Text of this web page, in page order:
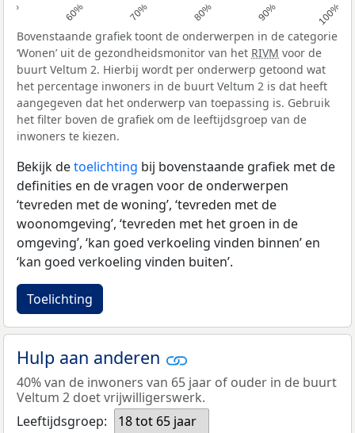
50% 60% 70% 80% 90% 100%
Bovenstaande grafiek toont de onderwerpen in de categorie
‘Wonen’ uit de gezondheidsmonitor van het RIVM voor de
buurt Veltum 2. Hierbij wordt per onderwerp getoond wat
het percentage inwoners in de buurt Veltum 2 is dat heeft
aangegeven dat het onderwerp van toepassing is. Gebruik
het filter boven de grafiek om de leeftijdsgroep van de
inwoners te kiezen.
Bekijk detoelichting bij bovenstaande grafiek met de
definities en de vragen voor de onderwerpen
‘tevreden met de woning’, ‘tevreden met de
woonomgeving’, ‘tevreden met het groen in de
omgeving’, ‘kan goed verkoeling vinden binnen’ en
‘kan goed verkoeling vinden buiten’.
Toelichting
Hulp aan anderen
40% van de inwoners van 65 jaar of ouder in de buurt
Veltum 2 doet vrijwilligerswerk.
Leeftijdsgroep:
18 tot 65 jaar